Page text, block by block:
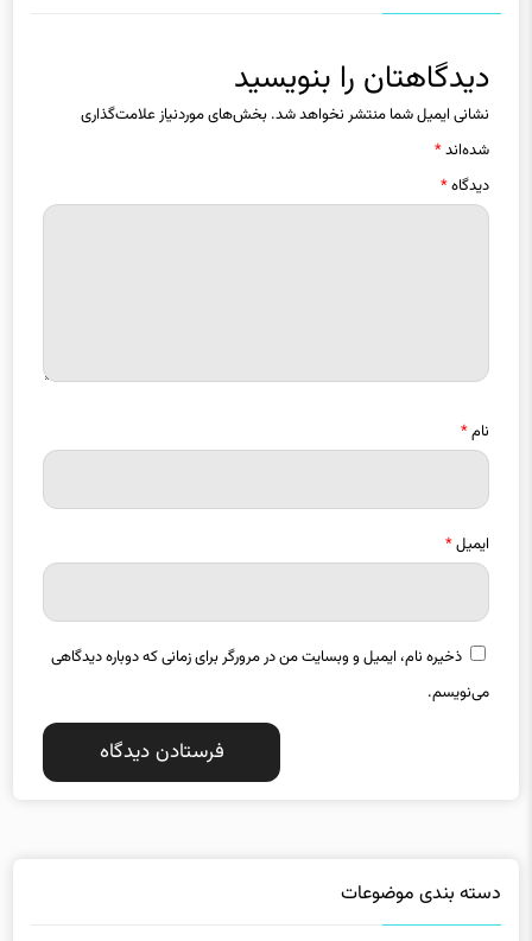
دیدگاهتان را بنویسید
نشانی ایمیل شما منتشر نخواهد شد. بخش‌های موردنیاز علامت‌گذاری
شده‌اند*
دیدگاه*
نام*
ایمیل*
ذخیره نام، ایمیل و وبسایت من در مرورگر برای زمانی که دوباره دیدگاهی
می‌نویسم.
دسته بندی موضوعات